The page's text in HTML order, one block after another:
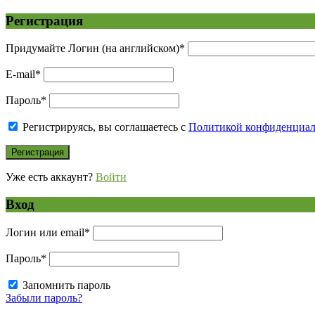
Регистрация
Придумайте Логин (на английском)*
E-mail*
Пароль*
Регистрируясь, вы соглашаетесь с Политикой
Уже есть аккаунт? Войти
Вход
Логин или email*
Пароль*
Запомнить пароль
Забыли пароль?